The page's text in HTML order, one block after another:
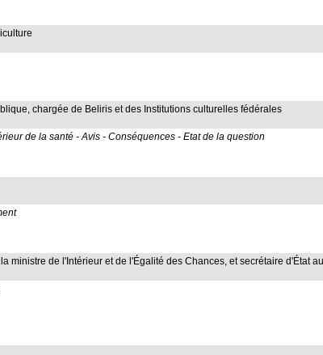
chargée de Beliris et des Institutions culturelles fédérales
de la santé - Avis - Conséquences - Etat de la question
ministre de l'Intérieur et de l'Égalité des Chances, et secrétaire d'État